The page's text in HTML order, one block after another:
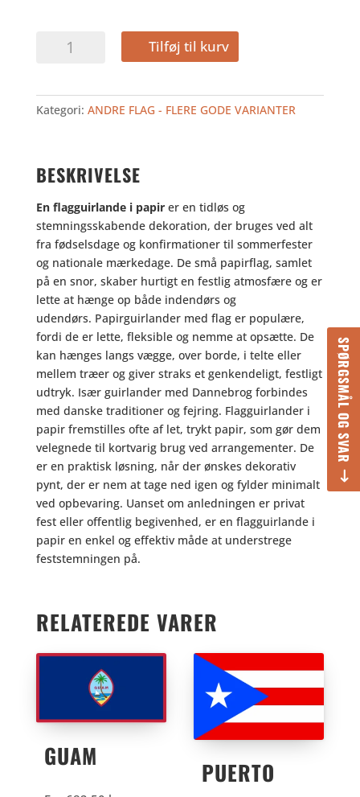
SPØRGSMÅL OG SVAR
Holland
i
papir
Tilføj til kurv
Kategori: ANDRE FLAG - FLERE GODE VARIANTER
BESKRIVELSE
En flagguirlande i papirer en tidløs og
stemningsskabende dekoration, der bruges ved alt
fra fødselsdage og konfirmationer til sommerfester
og nationale mærkedage. De små papirflag, samlet
på en snor, skaber hurtigt en festlig atmosfære og er
lette at hænge op både indendørs og
udendørs. Papirguirlander med flag er populære,
fordi de er lette, fleksible og nemme at opsætte. De
kan hænges langs vægge, over borde, i telte eller
mellem træer og giver straks et genkendeligt, festligt
udtryk. Især guirlander med Dannebrog forbindes
med danske traditioner og fejring. Flagguirlander i
papir fremstilles ofte af let, trykt papir, som gør dem
velegnede til kortvarig brug ved arrangementer. De
er en praktisk løsning, når der ønskes dekorativ
pynt, der er nem at tage ned igen og fylder minimalt
ved opbevaring. Uanset om anledningen er privat
fest eller offentlig begivenhed, er en flagguirlande i
papir en enkel og effektiv måde at understrege
feststemningen på.
RELATEREDE VARER
GUAM
PUERTO